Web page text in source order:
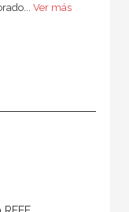
Ver más